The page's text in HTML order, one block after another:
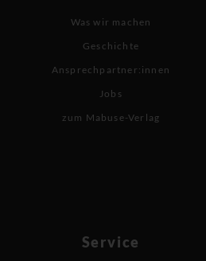
Was wir machen
Geschichte
Ansprechpartner:innen
Jobs
zum Mabuse-Verlag
Service